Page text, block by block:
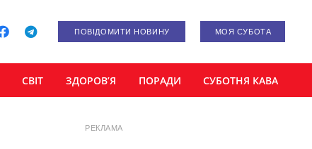
ПОВІДОМИТИ НОВИНУ МОЯ СУБОТА
СВІТ ЗДОРОВ’Я ПОРАДИ СУБОТНЯ КАВА
РЕКЛАМА